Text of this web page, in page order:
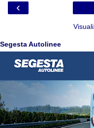
‹
Segesta Autolinee